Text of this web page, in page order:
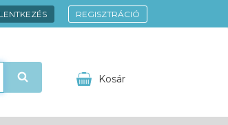
REGISZTRÁCIÓ
Kosár